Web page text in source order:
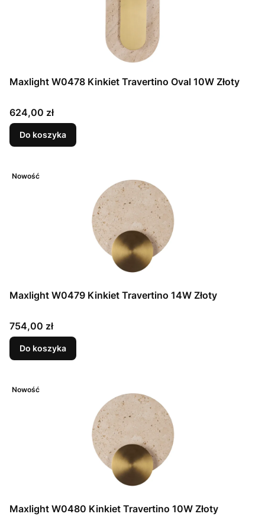
Maxlight W0478 Kinkiet Travertino Oval 10W Złoty
Cena
624,00 zł
Do koszyka
Nowość
Maxlight W0479 Kinkiet Travertino 14W Złoty
Cena
754,00 zł
Do koszyka
Nowość
Maxlight W0480 Kinkiet Travertino 10W Złoty